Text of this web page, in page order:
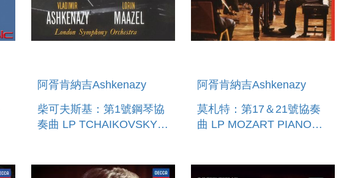
阿胥肯納吉Ashkenazy
柴可夫斯基：第1號鋼琴協
奏曲 LP TCHAIKOVSKY:
阿胥肯納吉Ashkenazy
莫札特：第17＆21號協奏
曲 LP MOZART PIANO